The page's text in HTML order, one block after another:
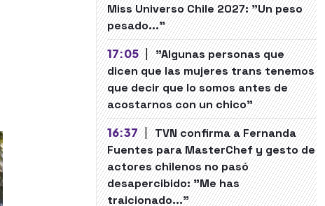
Miss Universo Chile 2027: "Un peso
pesado..."
17:05 | "Algunas personas que
dicen que las mujeres trans tenemos
que decir que lo somos antes de
acostarnos con un chico"
16:37 | TVN confirma a Fernanda
Fuentes para MasterChef y gesto de
actores chilenos no pasó
desapercibido: "Me has
traicionado..."